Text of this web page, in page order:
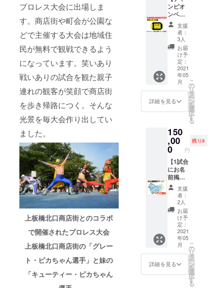
プロレス大会に出場しま
す。商店街や町会が公園な
どで主催する大会は地域住
民が無料で観戦できるよう
になっています。笑いあり
戦いありの試合を観た親子
連れの観客が笑顔で商店街
を歩き帰路につく。そんな
光景を毎大会作り出してい
ました。
上板橋北口商店街とのコラボ
で開催されたプロレス大会
上板橋北口商店街の「グレー
ト・ピカちゃん選手」と妹の
「キューティー・ピカちゃん
て」 ・
「アン
ソロ
ジー」
※DVDの
著作権
はいた
ばしプ
ロレス
リング
(株)に帰
属しま
す。営
でくだ
さい。
◇"板橋
のいっ
ぴ
ん"「中
野製菓
のかり
んと
う」3種
詰め合
わせ
セット
板橋の
いっぴ
んに選
ばれた
黒糖か
ぴ
ん"「中
野製菓
のかり
んと
う」3種
詰め合
わせ
セット
板橋の
いっぴ
んに選
ばれた
黒糖か
りん
温糖の
自然な
甘みと
コクの
ある白
かりん
糖、香
ばしい
ピー
ナッツ
をふん
だんに
使用し
た甘さ
控えめ
のピー
ナッツ
かりん
糖の
入った
デザイ
ンを予
定して
います
◇"上板
橋和菓
子のつ
瀬"「ピ
カちゃ
んどら
焼き」
10個
セット
上板橋
店街の
和菓子
屋さん
「つる
瀬」の
甘くて
おいし
いピカ
ちゃん
どら焼
きをお
届けし
ます。
※発送に
つきま
しては
他のリ
ターン
商品と
は別送
カード
をお届
けしま
す ◇非
売品T
シャツ
ご希望
のサイ
ズをお
選びく
ださい
タッグ
リーグ
(トーナ
メント)
イメー
ジした
デザイ
ンを予
定して
います
◇"板橋
のいっ
ぴ
ん"「安
藤製菓
のせん
べい」
特選堅
焼16
枚・特
海苔4枚
セット
中板橋
で昭和
＋試合
使用済
みマス
ク＆コ
チュー
ム(はや
て)】 ◇
メッ
セージ
カード
はやて
選手か
らメッ
セージ
をお届
けしま
す ◇非
売品T
シャツ
ご希望
のサイ
ズをお
選びく
ださい
タッグ
リーグ
(トーナ
メント)
大会を
イメー
ジした
デザイ
ンを予
定して
ンピオ
ンベル
トへの
お名前
印刷
+チャン
ピオン
ベルト
を着用
しての
タッグ
チャン
ピオン
とのリ
ング上
真撮影
＋タッ
グリー
グ最終
戦リン
グサイ
ド席観
戦チ
ケット1
名様＋
非売品T
シャツ
＋"板橋
のいっ
ん"「中
野製菓
のかり
んと
う」3種
支援
者：
3人
お届
け予
定：
2021
年05
月
詳細を見る
こ
の
リ
タ
ー
ン
を
選
択
す
る
150
,00
0 円
残り8
【1試合
にお名
前掲載
プラン
＋リン
グサイ
ド席ペ
ア観戦
チケッ
ト1組＋
非売品T
シャツ
＋"板橋
のいっ
ぴ
ん"「中
支援
者：
2人
お届
け予
定：
2021
年05
月
詳細を見る
こ
の
リ
タ
ー
ン
を
選
択
す
る